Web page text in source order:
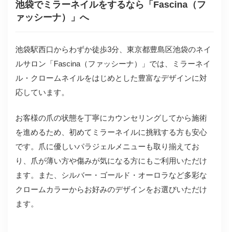
池袋でミラーネイルをするなら「Fascina（フ
ァッシーナ）」へ
池袋駅西口からわずか徒歩3分、東京都豊島区池袋のネイ
ルサロン「Fascina（ファッシーナ）」では、ミラーネイ
ル・クロームネイルをはじめとした豊富なデザインに対
応しています。
お客様の爪の状態を丁寧にカウンセリングしてから施術
を進めるため、初めてミラーネイルに挑戦する方も安心
です。爪に優しいパラジェルメニューも取り揃えてお
り、爪が薄い方や傷みが気になる方にもご利用いただけ
ます。また、シルバー・ゴールド・オーロラなど多彩な
クロームカラーからお好みのデザインをお選びいただけ
ます。